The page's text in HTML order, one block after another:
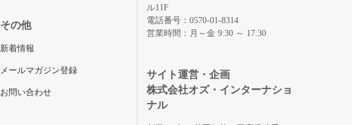
その他
新着情報
メールマガジン登録
お問い合わせ
ル11F
電話番号：0570-01-8314
営業時間：月～金 9:30 ～ 17:30
サイト運営・企画
株式会社オズ・インターナショ
ナル